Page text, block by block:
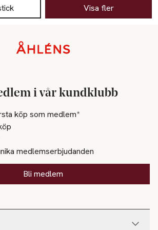
Visa fler
i vår kundklubb
köp som medlem*
medlemserbjudanden
Bli medlem